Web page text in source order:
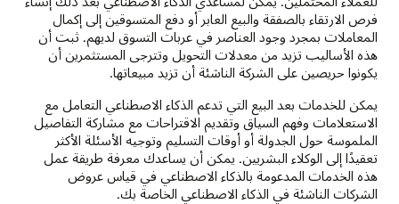
فرص الارتقاء بالصفقة والبيع العابر أو دفع المتسوقين إلى إكمال
المعاملات بمجرد وجود العناصر في عربات التسوق لديهم. ثبت أن
هذه الأساليب تزيد من معدلات التحويل وتترجى المستثمرين أن
يكونوا حريصين على الشركة الناشئة أن تزيد مبيعاتها.
يمكن للخدمات بعد البيع التي تدعم الذكاء الاصطناعي التعامل مع
الاستعلامات وفهم السياق وتقديم الاقتراحات مع مشاركة التفاصيل
الملموسة حول الجدولة أو أوقات التسليم وتوجيه الأسئلة الأكثر
تعقيدًا إلى الوكلاء البشريين. يمكن أن يساعدك معرفة طريقة عمل
هذه الخدمات المدعومة بالذكاء الاصطناعي في قياس عروض
الشركات الناشئة في الذكاء الاصطناعي الخاصة بك.